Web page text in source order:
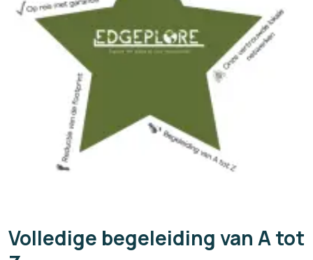
Volledige begeleiding van A tot